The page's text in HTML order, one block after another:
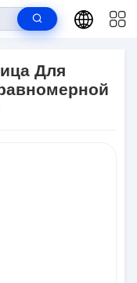
Кожи,
Для